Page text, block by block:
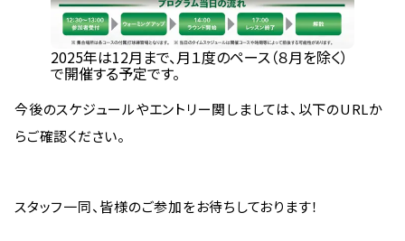
2025年は12月まで、月１度のペース（８月を除く）
で開催する予定です。
今後のスケジュールやエントリー関しましては、以下のURLか
らご確認ください。
スタッフ一同、皆様のご参加をお待ちしております！